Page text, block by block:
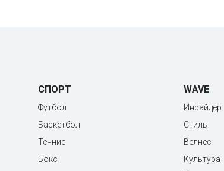
СПОРТ
Футбол
Баскетбол
Теннис
Бокс
WAVE
Инсайдер
Стиль
Велнес
Культура